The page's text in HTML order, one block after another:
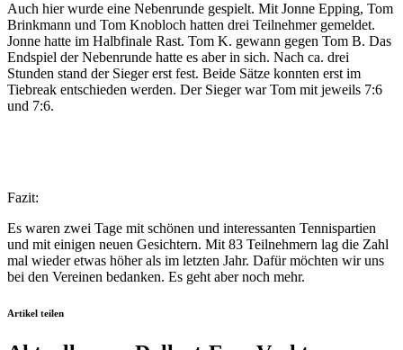
Auch hier wurde eine Nebenrunde gespielt. Mit Jonne Epping, Tom
Brinkmann und Tom Knobloch hatten drei Teilnehmer gemeldet.
Jonne hatte im Halbfinale Rast. Tom K. gewann gegen Tom B. Das
Endspiel der Nebenrunde hatte es aber in sich. Nach ca. drei
Stunden stand der Sieger erst fest. Beide Sätze konnten erst im
Tiebreak entschieden werden. Der Sieger war Tom mit jeweils 7:6
und 7:6.
Fazit:
Es waren zwei Tage mit schönen und interessanten Tennispartien
und mit einigen neuen Gesichtern. Mit 83 Teilnehmern lag die Zahl
mal wieder etwas höher als im letzten Jahr. Dafür möchten wir uns
bei den Vereinen bedanken. Es geht aber noch mehr.
Artikel teilen